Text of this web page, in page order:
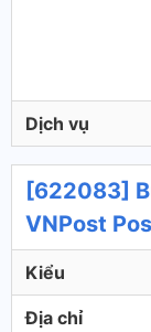
Dịch vụ
[622083]
VNPost
Kiểu
Địa chỉ